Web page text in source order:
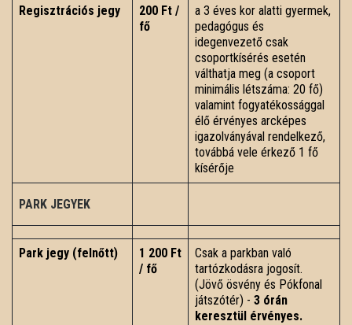
Regisztrációs jegy
200 Ft /
fő
a 3 éves kor alatti gyermek,
pedagógus és
idegenvezető csak
csoportkísérés esetén
válthatja meg (a csoport
minimális létszáma: 20 fő)
valamint fogyatékossággal
élő érvényes arcképes
igazolványával rendelkező,
továbbá vele érkező 1 fő
kísérője
PARK JEGYEK
Park jegy (felnőtt)
1 200 Ft
/ fő
Csak a parkban való
tartózkodásra jogosít.
(Jövő ösvény és Pókfonal
játszótér) - 3 órán
keresztül érvényes.